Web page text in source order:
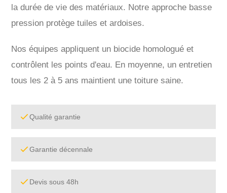
la durée de vie des matériaux. Notre approche basse
pression protège tuiles et ardoises.
Nos équipes appliquent un biocide homologué et
contrôlent les points d'eau. En moyenne, un entretien
tous les 2 à 5 ans maintient une toiture saine.
Qualité garantie
Garantie décennale
Devis sous 48h